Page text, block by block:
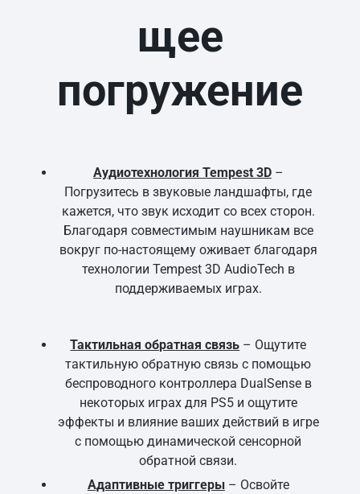
щее
погружение
Аудиотехнология Tempest 3D–
Погрузитесь в звуковые ландшафты, где
кажется, что звук исходит со всех сторон.
Благодаря совместимым наушникам все
вокруг по-настоящему оживает благодаря
технологии Tempest 3D AudioTech в
поддерживаемых играх.
Тактильная обратная связь – Ощутите
тактильную обратную связь с помощью
беспроводного контроллера DualSense в
некоторых играх для PS5 и ощутите
эффекты и влияние ваших действий в игре
с помощью динамической сенсорной
обратной связи.
Адаптивные триггеры– Освойте